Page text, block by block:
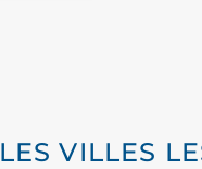
LES VILLES